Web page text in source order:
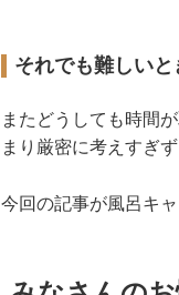
それでも難しいと
またどうしても時間
まり厳密に考えすぎ
今回の記事が風呂キ